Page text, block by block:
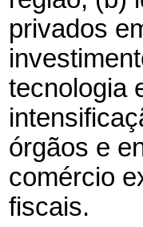
privados
tecnologia
órgãos e
comércio
fiscais.